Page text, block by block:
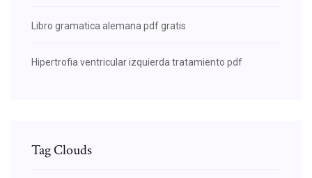
Libro gramatica alemana pdf gratis
Hipertrofia ventricular izquierda tratamiento pdf
Tag Clouds